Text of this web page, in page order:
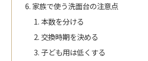
家族で使う洗面台の注意点
本数を分ける
交換時期を決める
子ども用は低くする